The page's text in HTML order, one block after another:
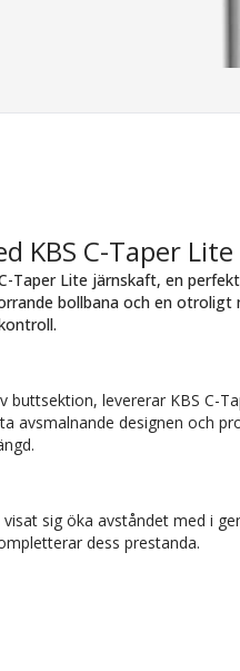
KBS C-Taper
Taper Lite järnskaft, en
bollbana och en
buttsektion, levererar KBS C-
avsmalnande designen och
sig öka avståndet med i
dess prestanda.